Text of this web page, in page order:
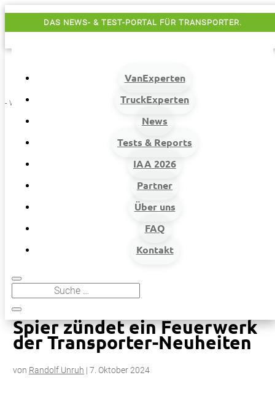
DAS NEWS- & TEST-PORTAL FÜR TRANSPORTER.
VanExperten
TruckExperten
News
Tests & Reports
IAA 2026
Partner
Über uns
FAQ
Kontakt
- Werbung -
9
Spier zündet ein Feuerwerk der Transporter-Neuheiten
Spier zündet ein Feuerwerk
der Transporter-Neuheiten
von Randolf Unruh | 7. Oktober 2024